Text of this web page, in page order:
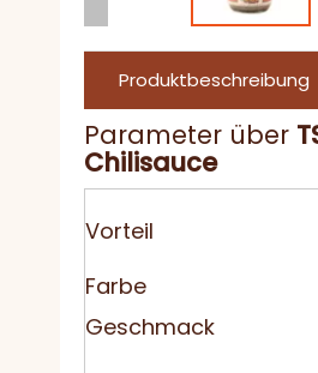
Produktbeschreibung
Parameter über
Chilisauce
Vorteil
Farbe
Geschmack